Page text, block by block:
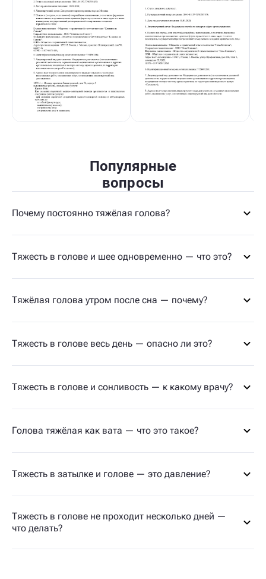
Популярные
вопросы
Почему постоянно тяжёлая голова?
Тяжесть в голове и шее одновременно — что это?
Тяжёлая голова утром после сна — почему?
Тяжесть в голове весь день — опасно ли это?
Тяжесть в голове и сонливость — к какому врачу?
Голова тяжёлая как вата — что это такое?
Тяжесть в затылке и голове — это давление?
Тяжесть в голове не проходит несколько дней —
что делать?